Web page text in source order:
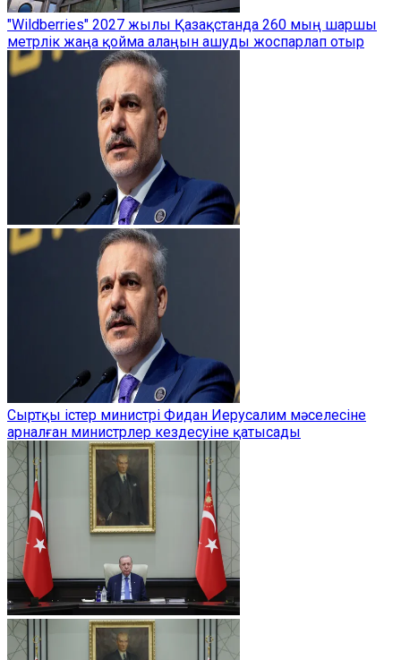
"Wildberries" 2027 жылы Қазақстанда 260 мың шаршы
метрлік жаңа қойма алаңын ашуды жоспарлап отыр
Сыртқы істер министрі Фидан Иерусалим мәселесіне
арналған министрлер кездесуіне қатысады